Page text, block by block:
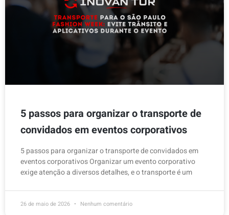
5 passos para organizar o transporte de
convidados em eventos corporativos
5 passos para organizar o transporte de convidados em
eventos corporativos Organizar um evento corporativo
exige atenção a diversos detalhes, e o transporte é um
26 de maio de 2026 Nenhum comentário